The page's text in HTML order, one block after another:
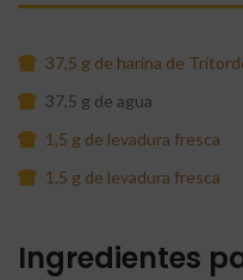
37,5 g de harina de
37,5 g de agua
1,5 g de levadura fresca
1,5 g de levadura fresca
Ingredientes